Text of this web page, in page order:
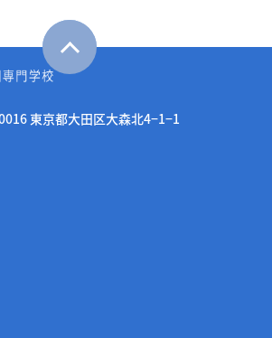
東京都大田区大森北4−1−1